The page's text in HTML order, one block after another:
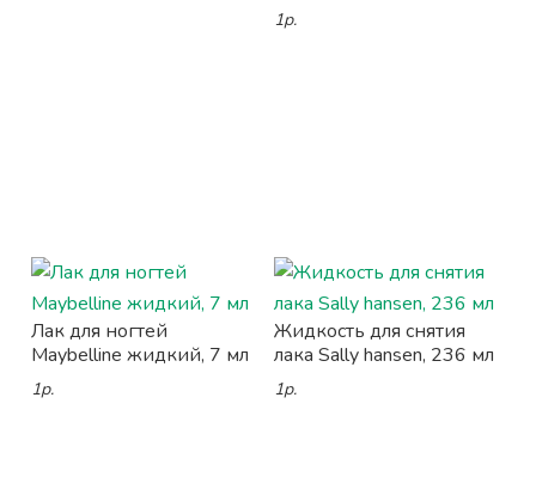
1р.
Лак для ногтей
Maybelline жидкий, 7 мл
1р.
Жидкость для снятия
лака Sally hansen, 236 мл
1р.